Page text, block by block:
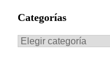
Categorías
Categorías